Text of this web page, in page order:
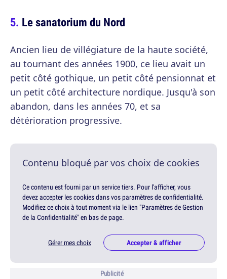
Le sanatorium du Nord
Ancien lieu de villégiature de la haute société,
au tournant des années 1900, ce lieu avait un
petit côté gothique, un petit côté pensionnat et
un petit côté architecture nordique. Jusqu'à son
abandon, dans les années 70, et sa
détérioration progressive.
Contenu bloqué par vos choix de cookies
Ce contenu est fourni par un service tiers. Pour l'afficher, vous
devez accepter les cookies dans vos paramètres de confidentialité.
Modifiez ce choix à tout moment via le lien "Paramètres de Gestion
de la Confidentialité" en bas de page.
Gérer mes choix Accepter & afficher
Publicité